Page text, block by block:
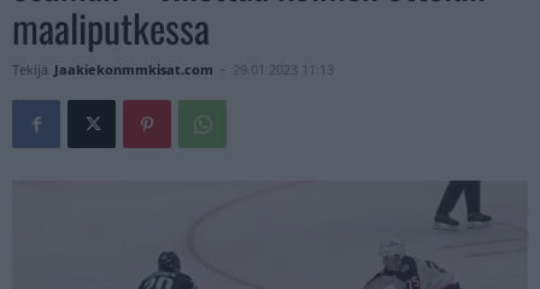
maaliputkessa
Tekijä Jaakiekonmmkisat.com - 29.01.2023 11:13